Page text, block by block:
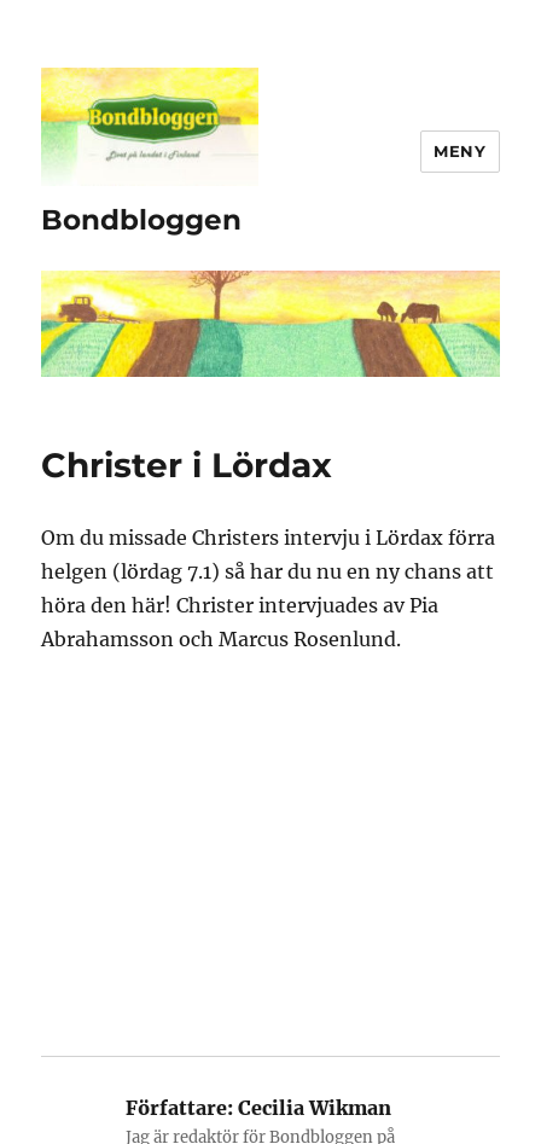
Bondbloggen
MENY
Christer i Lördax
Om du missade Christers intervju i Lördax förra
helgen (lördag 7.1) så har du nu en ny chans att
höra den här! Christer intervjuades av Pia
Abrahamsson och Marcus Rosenlund.
Författare: Cecilia Wikman
Jag är redaktör för Bondbloggen på